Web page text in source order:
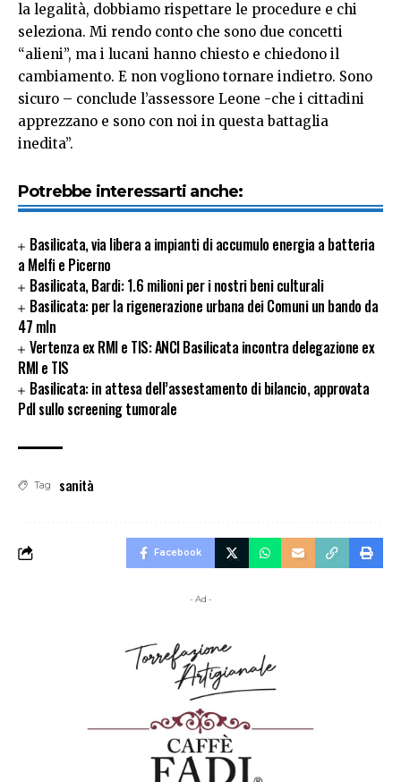
la legalità, dobbiamo rispettare le procedure e chi
seleziona. Mi rendo conto che sono due concetti
“alieni”, ma i lucani hanno chiesto e chiedono il
cambiamento. E non vogliono tornare indietro. Sono
sicuro – conclude l’assessore Leone -che i cittadini
apprezzano e sono con noi in questa battaglia
inedita”.
Potrebbe interessarti anche:
Basilicata, via libera a impianti di accumulo energia a batteria
a Melfi e Picerno
Basilicata, Bardi: 1.6 milioni per i nostri beni culturali
Basilicata: per la rigenerazione urbana dei Comuni un bando da
47 mln
Vertenza ex RMI e TIS: ANCI Basilicata incontra delegazione ex
RMI e TIS
Basilicata: in attesa dell’assestamento di bilancio, approvata
Pdl sullo screening tumorale
Tag sanità
Facebook
- Ad -